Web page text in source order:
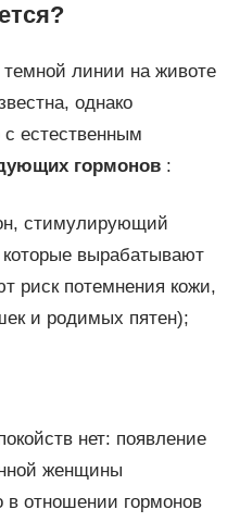
линии на животе
однако
с естественным
гормонов:
стимулирующий
вырабатывают
риск потемнения кожи,
и родимых пятен);
нет: появление
женщины
в отношении гормонов